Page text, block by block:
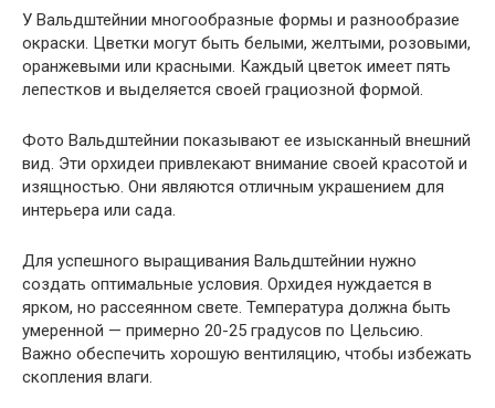
У Вальдштейнии многообразные формы и разнообразие
окраски. Цветки могут быть белыми, желтыми, розовыми,
оранжевыми или красными. Каждый цветок имеет пять
лепестков и выделяется своей грациозной формой.
Фото Вальдштейнии показывают ее изысканный внешний
вид. Эти орхидеи привлекают внимание своей красотой и
изящностью. Они являются отличным украшением для
интерьера или сада.
Для успешного выращивания Вальдштейнии нужно
создать оптимальные условия. Орхидея нуждается в
ярком, но рассеянном свете. Температура должна быть
умеренной — примерно 20-25 градусов по Цельсию.
Важно обеспечить хорошую вентиляцию, чтобы избежать
скопления влаги.